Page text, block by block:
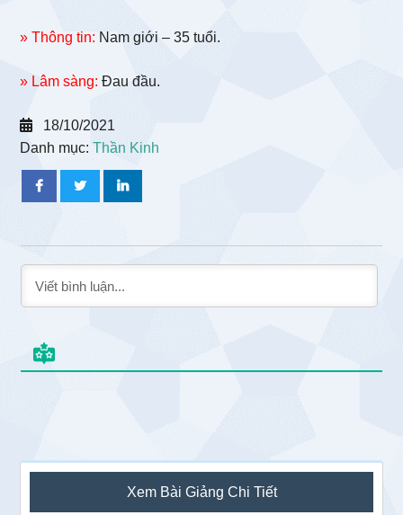
» Thông tin: Nam giới – 35 tuổi.
» Lâm sàng: Đau đầu.
18/10/2021
Danh mục:Thần Kinh
Sidebar
chính
Xem Bài Giảng Chi Tiết